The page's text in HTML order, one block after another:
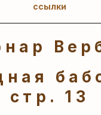
ссылки
стр. 13